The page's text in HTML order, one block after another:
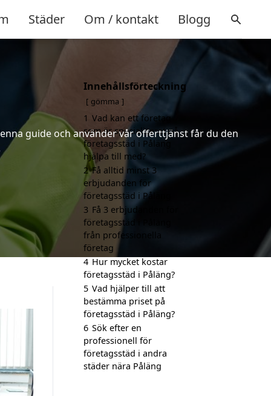
Städer Om / kontakt Blogg
guide och använder vår offerttjänst får du den
Innehållsförteckning
gömma
1 Vad kan ett företag
som är specialiserat på
företagsstäd i Påläng
hjälpa till med?
2 Få alltid minst 3
erbjudanden för
företagsstäd i Påläng
3 Få 3 erbjudanden för
företagsstäd i Påläng
från professionella
företag
4 Hur mycket kostar
företagsstäd i Påläng?
5 Vad hjälper till att
bestämma priset på
företagsstäd i Påläng?
6 Sök efter en
professionell för
företagsstäd i andra
städer nära Påläng